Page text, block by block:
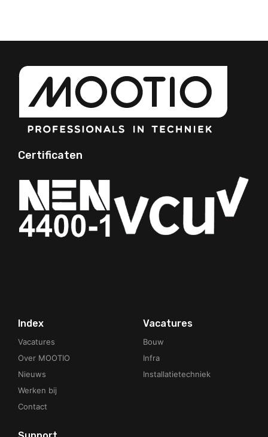
Certificaten
Index
Vacatures
Over MOOTIO
Nieuws
Werken bij
Contact
Vacatures
Bouw
Infra
Installatietechniek